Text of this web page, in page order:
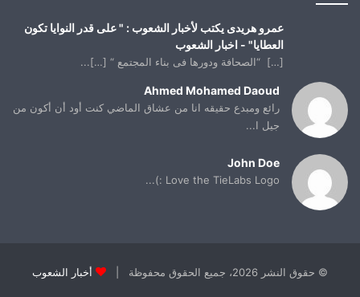
عمرو هريدى يكتب لأخبار الشعوب : " على قدر النوايا تكون
العطايا" - اخبار الشعوب
[…] “الصحافة ودورها فى بناء المجتمع “ […]...
Ahmed Mohamed Daoud
رائع ومبدع حقيقه انا من عشاق الماضي كنت أود أن أكون من
جيل ا...
John Doe
Love the TieLabs Logo :)...
© حقوق النشر 2026، جميع الحقوق محفوظة | أخبار الشعوب